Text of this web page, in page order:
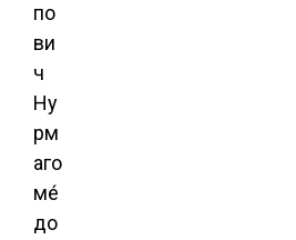
по
ви
ч
Ну
рм
аго
ме́
до